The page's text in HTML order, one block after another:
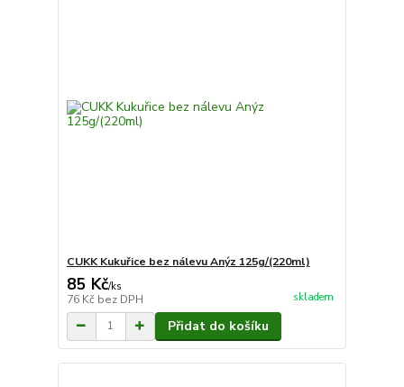
CUKK Kukuřice bez nálevu Anýz 125g/(220ml)
85 Kč/ks
76 Kč bez DPH skladem
Přidat do košíku